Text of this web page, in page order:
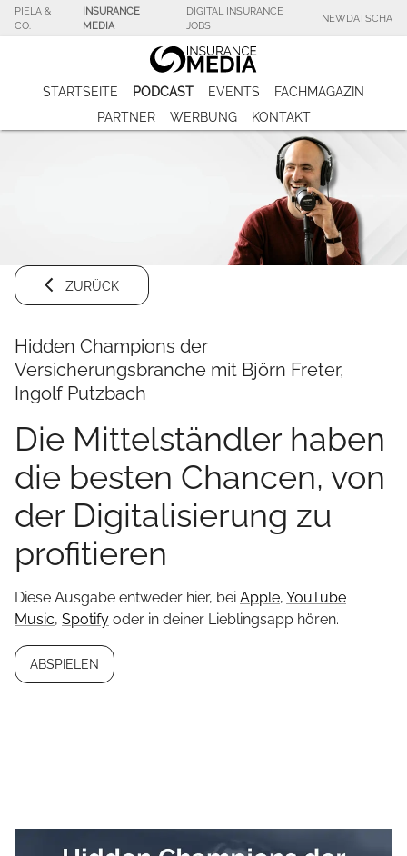
PIELA &
CO.
INSURANCE
MEDIA
DIGITAL INSURANCE
JOBS
NEWDATSCHA
STARTSEITE PODCAST EVENTS
FACHMAGAZIN
PARTNER
WERBUNG KONTAKT
ZURÜCK
Hidden Champions der
Versicherungsbranche mit Björn Freter,
Ingolf Putzbach
Die Mittelständler haben
die besten Chancen, von
der Digitalisierung zu
profitieren
Diese Ausgabe entweder hier, bei Apple, YouTube
Music, Spotify oder in deiner Lieblingsapp hören.
ABSPIELEN